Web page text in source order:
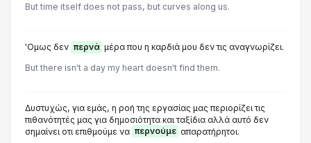
But time itself does not pass, but curves along us.
'Ομως δεν περνά μέρα που η καρδιά μου δεν τις αναγνωρίζει.
But there isn't a day my heart doesn't find them.
Δυστυχώς, για εμάς, η ροή της εργασίας μας περιορίζει τις
πιθανότητές μας για δημοσιότητα και ταξίδια αλλά αυτό δεν
σημαίνει οτι επιθμούμε να περνούμε απαρατήρητοι.